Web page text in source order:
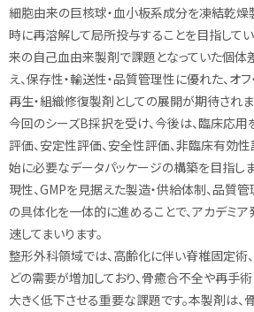
細胞由来の巨核球・血小板系成分を凍結乾燥
時に再溶解して局所投与することを目指してい
来の自己血由来製剤で課題となっていた個体
え、保存性・輸送性・品質管理性に優れた、オ
再生・組織修復製剤としての展開が期待されま
今回のシーズB採択を受け、今後は、臨床応
評価、安定性評価、安全性評価、非臨床有効
始に必要なデータパッケージの構築を目指し
現性、GMPを見据えた製造・供給体制、品質
の具体化を一体的に進めることで、アカデミ
速してまいります。
整形外科領域では、高齢化に伴い脊椎固定術
どの需要が増加しており、骨癒合不全や再手
大きく低下させる重要な課題です。本製剤は